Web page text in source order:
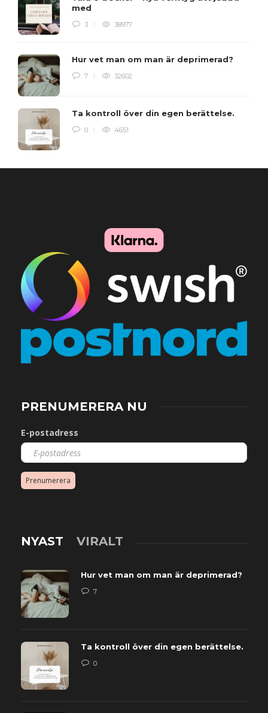
med
3 38977
Hur vet man om man är deprimerad?
7 32602
Ta kontroll över din egen berättelse.
0 4651
PRENUMERERA NU
E-postadress
Prenumerera
NYAST VIRALT
Hur vet man om man är deprimerad?
7
Ta kontroll över din egen berättelse.
0